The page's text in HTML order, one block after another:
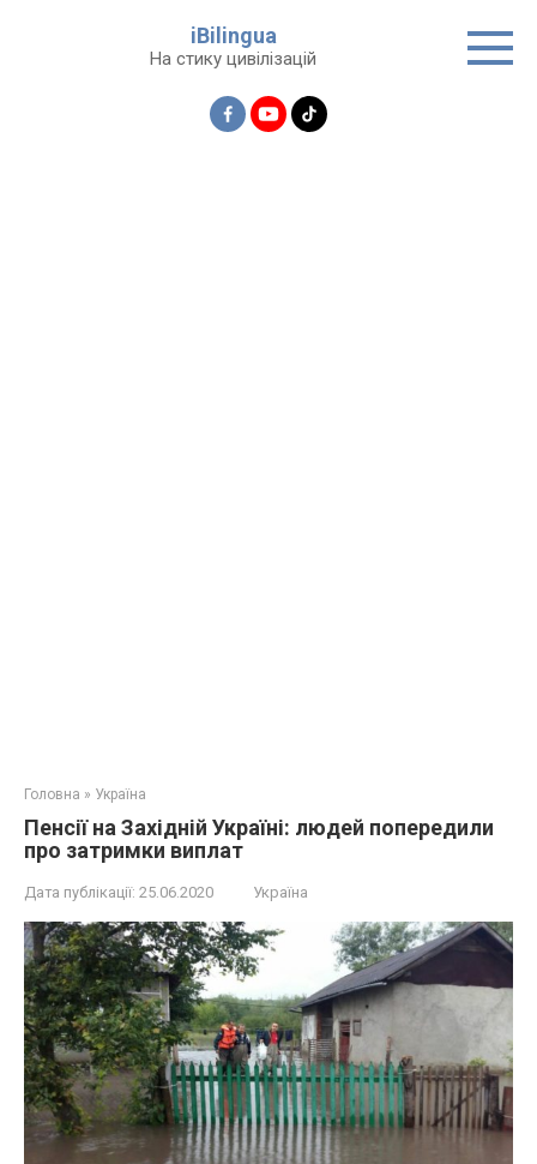
iBilingua
На стику цивілізацій
Головна » Україна
Пенсії на Західній Україні: людей попередили
про затримки виплат
Дата публікації: 25.06.2020 Україна